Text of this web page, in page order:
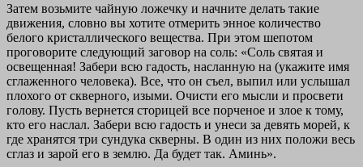
Затем возьмите чайную ложечку и начните делать такие
движения, словно вы хотите отмерить энное количество
белого кристаллического вещества. При этом шепотом
проговорите следующий заговор на соль: «Соль святая и
освещенная! Забери всю гадость, насланную на (укажите имя
сглаженного человека). Все, что он съел, выпил или услышал
плохого от скверного, изыми. Очисти его мысли и просвети
голову. Пусть вернется сторицей все порченое и злое к тому,
кто его наслал. Забери всю гадость и унеси за девять морей, к
где хранятся три сундука скверны. В один из них положи весь
сглаз и зарой его в землю. Да будет так. Аминь».